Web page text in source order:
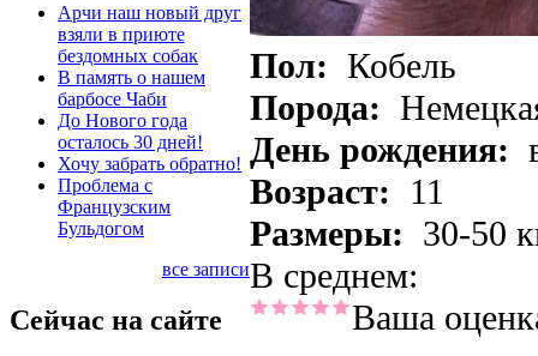
Арчи наш новый друг
взяли в приюте
бездомных собак
В память о нашем
барбосе Чаби
До Нового года
осталось 30 дней!
Хочу забрать обратно!
Проблема с
Французским
Бульдогом
все записи
Сейчас на сайте
Пол: Кобель
Порода:
День рождения:
Возраст: 11
Размеры: 30-50
В среднем:
Ваша